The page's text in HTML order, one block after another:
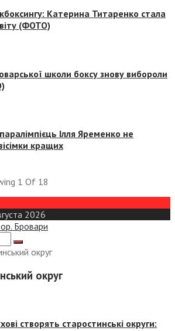
Катерина Титаренко стала
(ФОТО)
школи боксу знову вибороли
Ілля Яременко не
кращих
1 Of 18
2026
округ
округ
створять старостинські округи: